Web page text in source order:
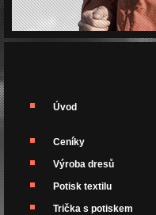
Úvod
Ceníky
Výroba dresů
Potisk textilu
Trička s potiskem